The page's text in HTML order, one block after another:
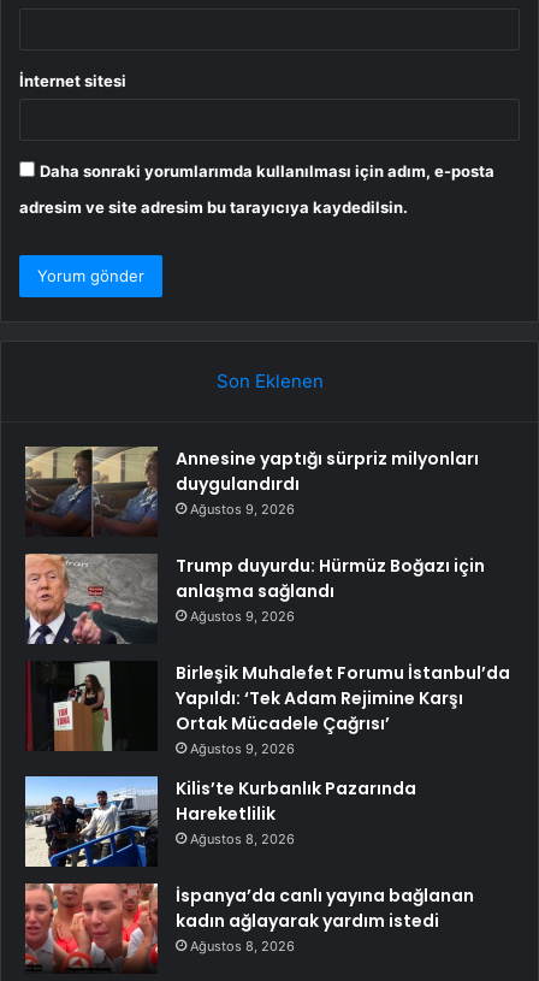
İnternet sitesi
Daha sonraki yorumlarımda kullanılması için adım, e-posta
adresim ve site adresim bu tarayıcıya kaydedilsin.
Son Eklenen
Annesine yaptığı sürpriz milyonları
duygulandırdı
Ağustos 9, 2026
Trump duyurdu: Hürmüz Boğazı için
anlaşma sağlandı
Ağustos 9, 2026
Birleşik Muhalefet Forumu İstanbul’da
Yapıldı: ‘Tek Adam Rejimine Karşı
Ortak Mücadele Çağrısı’
Ağustos 9, 2026
Kilis’te Kurbanlık Pazarında
Hareketlilik
Ağustos 8, 2026
İspanya’da canlı yayına bağlanan
kadın ağlayarak yardım istedi
Ağustos 8, 2026